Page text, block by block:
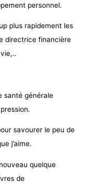
personnel.
plus rapidement les
directrice financière
santé générale
savourer le peu de
j’aime.
quelque
de